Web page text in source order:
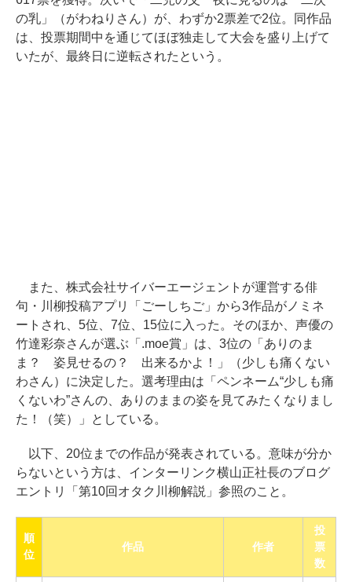
の乳」（がわねりさん）が、わずか2票差で2位。同作品
は、投票期間中を通じてほぼ独走して大会を盛り上げて
いたが、最終日に逆転されたという。
また、株式会社サイバーエージェントが運営する俳
句・川柳投稿アプリ「ごーしちご」から3作品がノミネ
ートされ、5位、7位、15位に入った。そのほか、声優の
竹達彩奈さんが選ぶ「.moe賞」は、3位の「ありのま
ま？ 姿見せるの？ 出来るかよ！」（少しも痛くない
わさん）に決定した。選考理由は「ペンネーム“少しも痛
くないわ”さんの、ありのままの姿を見てみたくなりまし
た！（笑）」としている。
以下、20位までの作品が発表されている。意味が分か
らないという方は、インターリンク横山正社長のブログ
エントリ「第10回オタク川柳解説」参照のこと。
順
位
作品 作者
投
票
数